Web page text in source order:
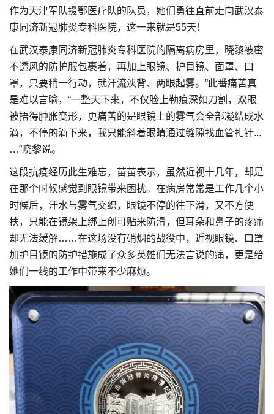
作为天津军队援鄂医疗队的队员，她们勇往直前走向武汉泰
康同济新冠肺炎专科医院，这一来就是55天！
在武汉泰康同济新冠肺炎专科医院的隔离病房里，晓黎被密
不透风的防护服包裹着，再加上眼镜、护目镜、面罩、口
罩，只要稍一行动，就汗流浃背、两眼起雾。”此番痛苦真
是难以言喻，“一整天下来，不仅脸上勒痕深如刀割，双眼
被捂得肿胀变形，更痛苦的是眼镜上的雾气会全部凝结成水
滴，不停的滴下来，我只能斜着眼睛通过缝隙找血管扎针...
…”晓黎说。
这段抗疫经历此生难忘，苗苗表示，虽然近视十几年，却是
在那个时候感觉到眼镜带来困扰。在病房常常是工作几个小
时候后，汗水与雾气交织，眼镜不停的往下滑，又不方便
扶，只能在镜架上绑上创可贴来防滑，但耳朵和鼻子的疼痛
却无法缓解……在这场没有硝烟的战役中，近视眼镜、口罩
加护目镜的防护措施成了众多英雄们无法言说的痛，更是给
她们一线的工作中带来不少麻烦。